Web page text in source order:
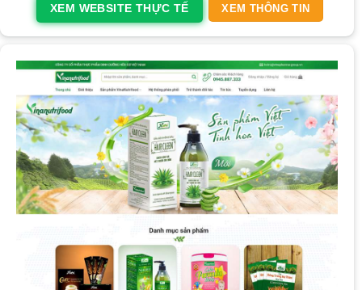
XEM WEBSITE THỰC TẾ XEM THÔNG TIN